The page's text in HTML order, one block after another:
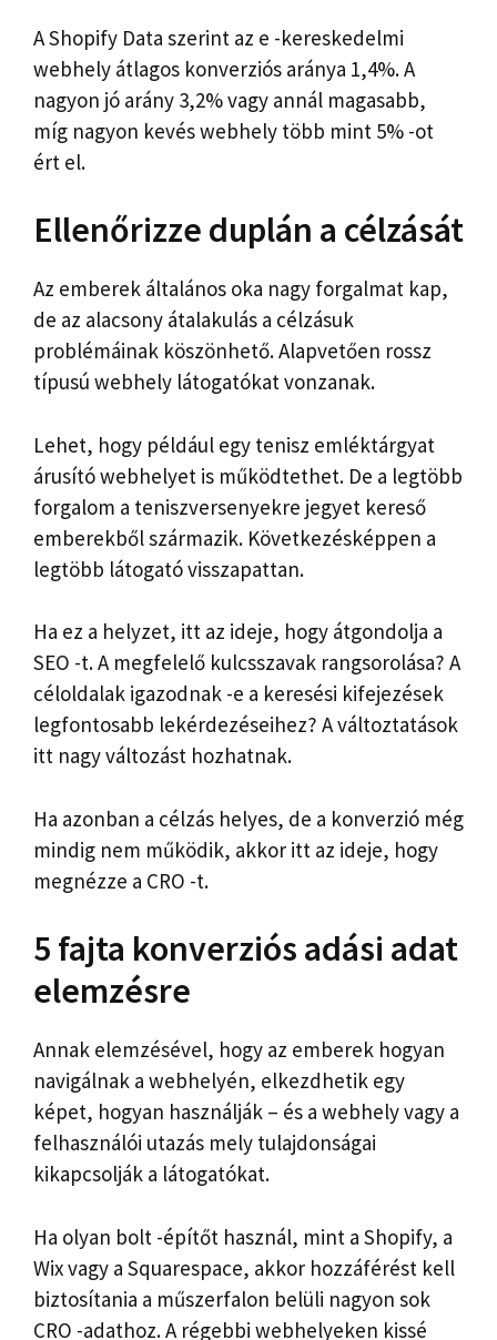
A Shopify Data szerint az e -kereskedelmi
webhely átlagos konverziós aránya 1,4%. A
nagyon jó arány 3,2% vagy annál magasabb,
míg nagyon kevés webhely több mint 5% -ot
ért el.
Ellenőrizze duplán a célzását
Az emberek általános oka nagy forgalmat kap,
de az alacsony átalakulás a célzásuk
problémáinak köszönhető. Alapvetően rossz
típusú webhely látogatókat vonzanak.
Lehet, hogy például egy tenisz emléktárgyat
árusító webhelyet is működtethet. De a legtöbb
forgalom a teniszversenyekre jegyet kereső
emberekből származik. Következésképpen a
legtöbb látogató visszapattan.
Ha ez a helyzet, itt az ideje, hogy átgondolja a
SEO -t. A megfelelő kulcsszavak rangsorolása? A
céloldalak igazodnak -e a keresési kifejezések
legfontosabb lekérdezéseihez? A változtatások
itt nagy változást hozhatnak.
Ha azonban a célzás helyes, de a konverzió még
mindig nem működik, akkor itt az ideje, hogy
megnézze a CRO -t.
5 fajta konverziós adási adat
elemzésre
Annak elemzésével, hogy az emberek hogyan
navigálnak a webhelyén, elkezdhetik egy
képet, hogyan használják – és a webhely vagy a
felhasználói utazás mely tulajdonságai
kikapcsolják a látogatókat.
Ha olyan bolt -építőt használ, mint a Shopify, a
Wix vagy a Squarespace, akkor hozzáférést kell
biztosítania a műszerfalon belüli nagyon sok
CRO -adathoz. A régebbi webhelyeken kissé